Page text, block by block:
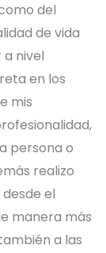
del
de vida
nivel
en los
mis
persona o
realizo
el
manera más
a las